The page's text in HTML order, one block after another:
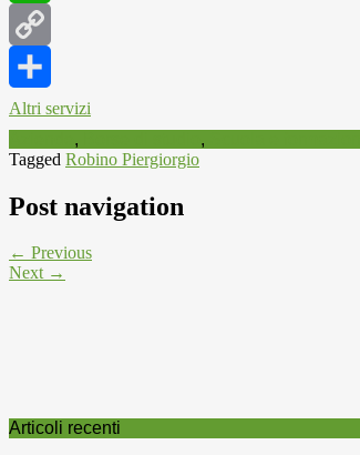
WhatsApp
Copy
Link
Altri servizi
, ,
Tagged Robino Piergiorgio
Post navigation
← Previous
Next →
Articoli recenti